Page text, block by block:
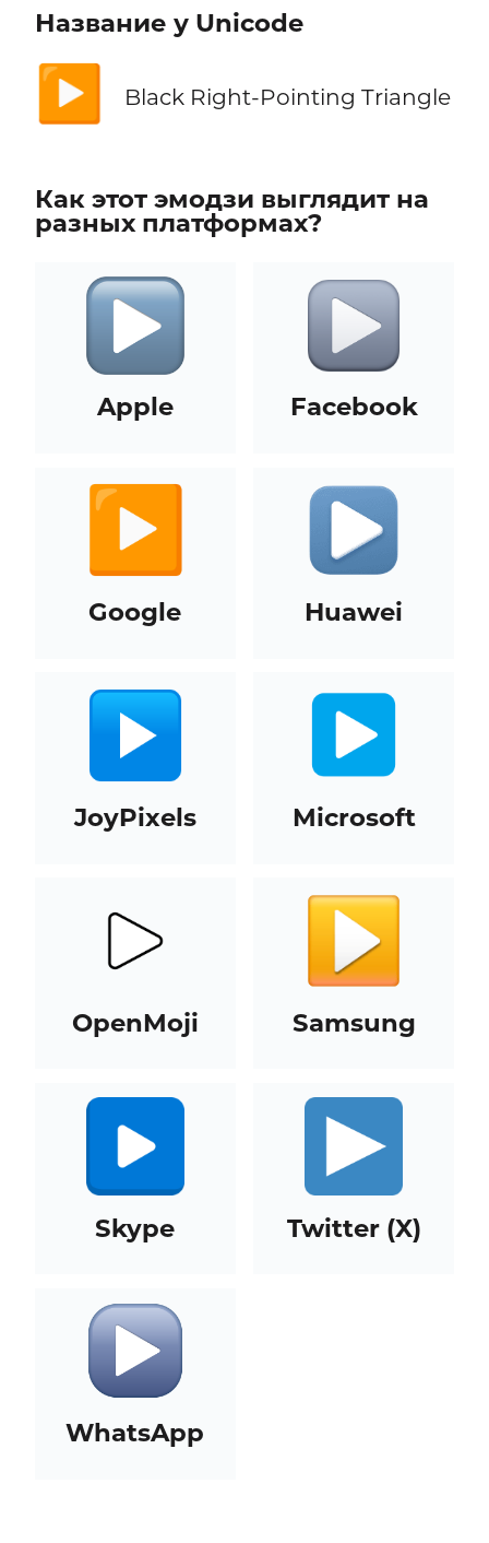
Название у Unicode
▶️ Black Right-Pointing Triangle
Как этот эмодзи выглядит на
разных платформах?
Apple Facebook
Google Huawei
JoyPixels Microsoft
OpenMoji Samsung
Skype Twitter (X)
WhatsApp